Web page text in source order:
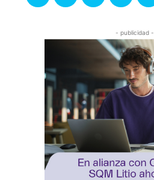
- publicidad -